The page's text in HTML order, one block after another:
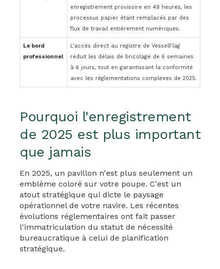
enregistrement provisoire en 48 heures, les
processus papier étant remplacés par des
flux de travail entièrement numériques.
Le bord
professionnel
L'accès direct au registre de VesselFlag
réduit les délais de bricolage de 6 semaines
à 6 jours, tout en garantissant la conformité
avec les réglementations complexes de 2025.
Pourquoi l'enregistrement
de 2025 est plus important
que jamais
En 2025, un pavillon n'est plus seulement un
emblème coloré sur votre poupe. C'est un
atout stratégique qui dicte le paysage
opérationnel de votre navire. Les récentes
évolutions réglementaires ont fait passer
l'immatriculation du statut de nécessité
bureaucratique à celui de planification
stratégique.